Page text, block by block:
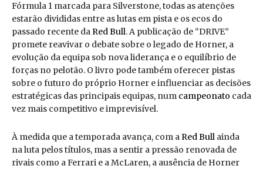
Fórmula 1 marcada para Silverstone, todas as atenções
estarão divididas entre as lutas em pista e os ecos do
passado recente daRed Bull. A publicação de “DRIVE”
promete reavivar o debate sobre o legado de Horner, a
evolução da equipa sob nova liderança e o equilíbrio de
forças no pelotão. O livro pode também oferecer pistas
sobre o futuro do próprio Horner e influenciar as decisões
estratégicas das principais equipas, num campeonato cada
vez mais competitivo e imprevisível.
À medida que a temporada avança, com aRed Bull ainda
na luta pelos títulos, mas a sentir a pressão renovada de
rivais como a Ferrari e a McLaren, a ausência de Horner